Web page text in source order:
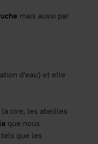
mais aussi par
d'eau) et elle
cire, les abeilles
que nous
que les